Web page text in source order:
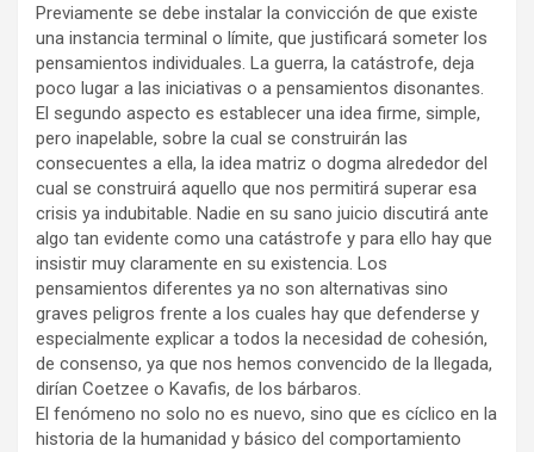
Previamente se debe instalar la convicción de que existe
una instancia terminal o límite, que justificará someter los
pensamientos individuales. La guerra, la catástrofe, deja
poco lugar a las iniciativas o a pensamientos disonantes.
El segundo aspecto es establecer una idea firme, simple,
pero inapelable, sobre la cual se construirán las
consecuentes a ella, la idea matriz o dogma alrededor del
cual se construirá aquello que nos permitirá superar esa
crisis ya indubitable. Nadie en su sano juicio discutirá ante
algo tan evidente como una catástrofe y para ello hay que
insistir muy claramente en su existencia. Los
pensamientos diferentes ya no son alternativas sino
graves peligros frente a los cuales hay que defenderse y
especialmente explicar a todos la necesidad de cohesión,
de consenso, ya que nos hemos convencido de la llegada,
dirían Coetzee o Kavafis, de los bárbaros.
El fenómeno no solo no es nuevo, sino que es cíclico en la
historia de la humanidad y básico del comportamiento